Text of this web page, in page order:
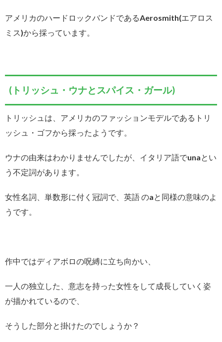
アメリカのハードロックバンドであるAerosmith(エアロス
ミス)から採っています。
(トリッシュ・ウナとスパイス・ガール)
トリッシュは、アメリカのファッションモデルであるトリ
ッシュ・ゴフから採ったようです。
ウナの由来はわかりませんでしたが、イタリア語でunaとい
う不定詞があります。
女性名詞、単数形に付く冠詞で、英語 のaと同様の意味のよ
うです。
作中ではディアボロの呪縛に立ち向かい、
一人の独立した、意志を持った女性をして成長していく姿
が描かれているので、
そうした部分と掛けたのでしょうか？